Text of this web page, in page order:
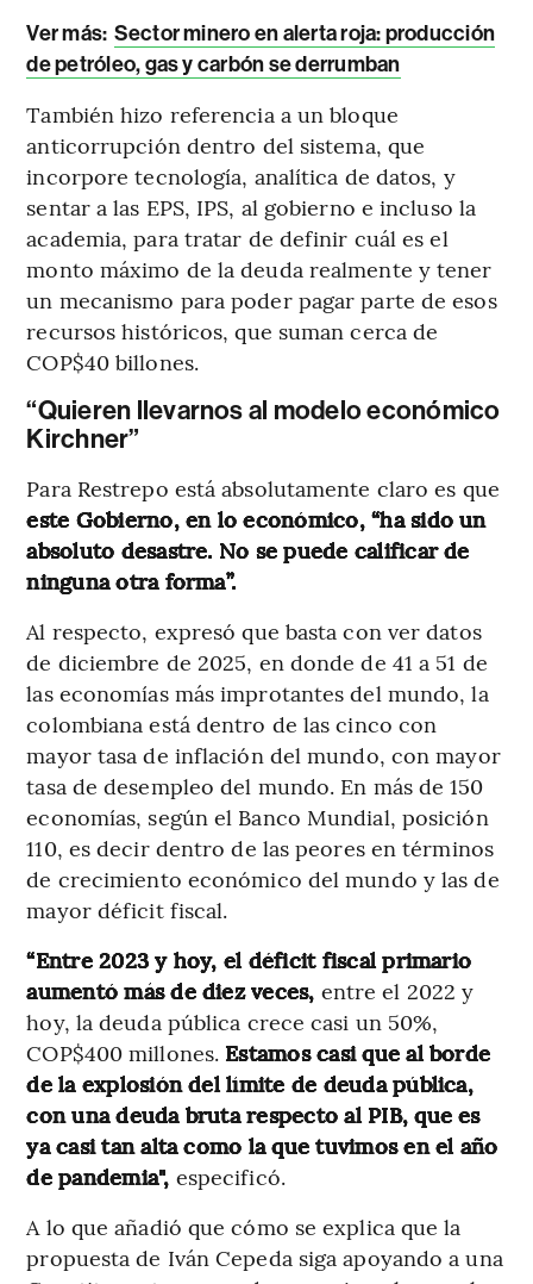
Ver más: Sector minero en alerta roja: producción
de petróleo, gas y carbón se derrumban
También hizo referencia a un bloque
anticorrupción dentro del sistema, que
incorpore tecnología, analítica de datos, y
sentar a las EPS, IPS, al gobierno e incluso la
academia, para tratar de definir cuál es el
monto máximo de la deuda realmente y tener
un mecanismo para poder pagar parte de esos
recursos históricos, que suman cerca de
COP$40 billones.
“Quieren llevarnos al modelo económico
Kirchner”
Para Restrepo está absolutamente claro es que
este Gobierno, en lo económico, “ha sido un
absoluto desastre. No se puede calificar de
ninguna otra forma”.
Al respecto, expresó que basta con ver datos
de diciembre de 2025, en donde de 41 a 51 de
las economías más improtantes del mundo, la
colombiana está dentro de las cinco con
mayor tasa de inflación del mundo, con mayor
tasa de desempleo del mundo. En más de 150
economías, según el Banco Mundial, posición
110, es decir dentro de las peores en términos
de crecimiento económico del mundo y las de
mayor déficit fiscal.
“Entre 2023 y hoy, el déficit fiscal primario
aumentó más de diez veces, entre el 2022 y
hoy, la deuda pública crece casi un 50%,
COP$400 millones. Estamos casi que al borde
de la explosión del límite de deuda pública,
con una deuda bruta respecto al PIB, que es
ya casi tan alta como la que tuvimos en el año
de pandemia", especificó.
A lo que añadió que cómo se explica que la
propuesta de Iván Cepeda siga apoyando a una